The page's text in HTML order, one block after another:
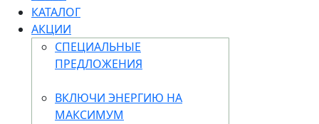
КАТАЛОГ
АКЦИИ
СПЕЦИАЛЬНЫЕ
ПРЕДЛОЖЕНИЯ
ВКЛЮЧИ ЭНЕРГИЮ НА
МАКСИМУМ